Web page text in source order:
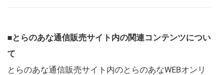
■とらのあな通信販売サイト内の関連コンテンツについ
て
とらのあな通信販売サイト内のとらのあなWEBオンリ